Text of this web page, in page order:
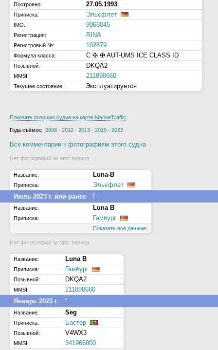
Построено: 27.05.1993
Приписка: Эльсфлет
IMO: 9066045
Регистрация: RINA
Регистровый №: 102879
Формула класса: C ✠ ✠ AUT-UMS ICE CLASS ID
Позывной: DKQA2
MMSI: 211890660
Текущее состояние: Эксплуатируется
Показать позицию судна на карте MarineTraffic
Года съёмок: 2008 · 2012 · 2013 · 2019 · 2022
Все комментарии к фотографиям этого судна·
Нет фотографий за этот период
Название: Luna-B
Приписка:
Эльсфлет
Июль 2023 г. или ранее
↑
Название: Luna B
Приписка: Гамбург
Показать все данные
Нет фотографий за этот период
Название: Luna B
Приписка: Гамбург
Позывной: DKQA2
MMSI:
211890660
Январь 2023 г.
↑
Название: Seg
Приписка: Бастер
Позывной: V4WX3
MMSI: 341966000